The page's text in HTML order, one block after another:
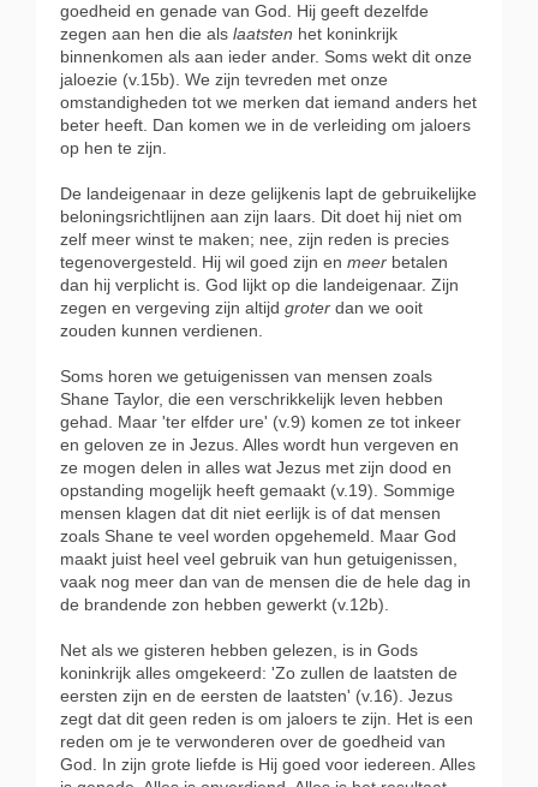
goedheid en genade van God. Hij geeft dezelfde
zegen aan hen die als laatsten het koninkrijk
binnenkomen als aan ieder ander. Soms wekt dit onze
jaloezie (v.15b). We zijn tevreden met onze
omstandigheden tot we merken dat iemand anders het
beter heeft. Dan komen we in de verleiding om jaloers
op hen te zijn.
De landeigenaar in deze gelijkenis lapt de gebruikelijke
beloningsrichtlijnen aan zijn laars. Dit doet hij niet om
zelf meer winst te maken; nee, zijn reden is precies
tegenovergesteld. Hij wil goed zijn en meer betalen
dan hij verplicht is. God lijkt op die landeigenaar. Zijn
zegen en vergeving zijn altijd groter dan we ooit
zouden kunnen verdienen.
Soms horen we getuigenissen van mensen zoals
Shane Taylor, die een verschrikkelijk leven hebben
gehad. Maar 'ter elfder ure' (v.9) komen ze tot inkeer
en geloven ze in Jezus. Alles wordt hun vergeven en
ze mogen delen in alles wat Jezus met zijn dood en
opstanding mogelijk heeft gemaakt (v.19). Sommige
mensen klagen dat dit niet eerlijk is of dat mensen
zoals Shane te veel worden opgehemeld. Maar God
maakt juist heel veel gebruik van hun getuigenissen,
vaak nog meer dan van de mensen die de hele dag in
de brandende zon hebben gewerkt (v.12b).
Net als we gisteren hebben gelezen, is in Gods
koninkrijk alles omgekeerd: 'Zo zullen de laatsten de
eersten zijn en de eersten de laatsten' (v.16). Jezus
zegt dat dit geen reden is om jaloers te zijn. Het is een
reden om je te verwonderen over de goedheid van
God. In zijn grote liefde is Hij goed voor iedereen. Alles